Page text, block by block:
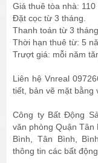
Giá thuê tòa nhà: 110
Đặt cọc từ 3 tháng.
Thanh toán từ 3
Thời hạn thuê từ: 5
Trượt giá: mỗi năm
Liên hệ Vnreal
tiết, bản vẽ mặt bằng
Công ty Bất Động
văn phòng Quận Tân
Bình, Tân Bình,
thông tin các bất